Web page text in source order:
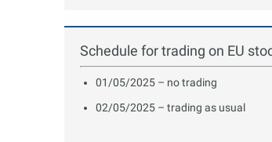
Schedule for trading on EU
01/05/2025 – no trading
02/05/2025 – trading as usual